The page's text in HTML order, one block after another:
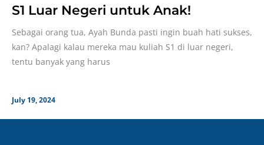
S1 Luar Negeri untuk Anak!
Sebagai orang tua, Ayah Bunda pasti ingin buah hati sukses,
kan? Apalagi kalau mereka mau kuliah S1 di luar negeri,
tentu banyak yang harus
July 19, 2024